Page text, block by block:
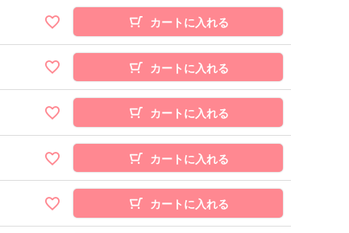
カートに入れる
カートに入れる
カートに入れる
カートに入れる
カートに入れる